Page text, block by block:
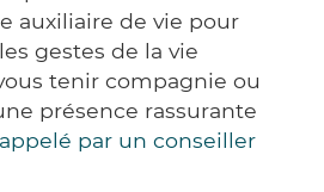
auxiliaire de vie pour
gestes de la vie
tenir compagnie ou
présence rassurante
par un conseiller